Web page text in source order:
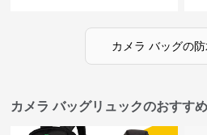
カメラ バッグの
カメラ バッグリュックのおすす